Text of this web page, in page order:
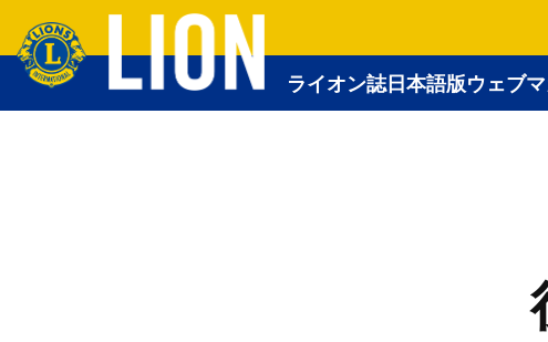
ライオン誌日本語版ウェブ